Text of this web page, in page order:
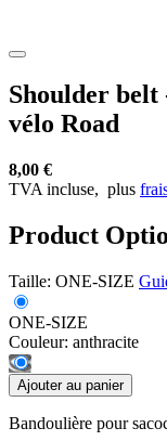
Shoulder belt
vélo Road
8,00 €
TVA incluse, plus
Product
Taille: ONE-SIZE
ONE-SIZE
Couleur: anthracite
Ajouter au panier
Bandoulière pour